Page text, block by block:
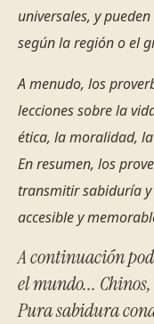
universales, y
según la región o el
A menudo, los
lecciones sobre la
ética, la moralidad,
En resumen, los
transmitir sabiduría
accesible y
A continuación
el mundo...
Pura sabidura